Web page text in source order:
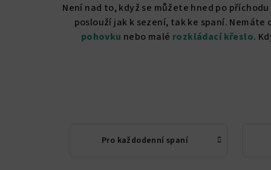
Není nad to, když se můžete hned po
poslouží jak k sezení, tak ke spaní.
pohovku nebo malé rozkládací křeslo.
Pro každodenní spaní